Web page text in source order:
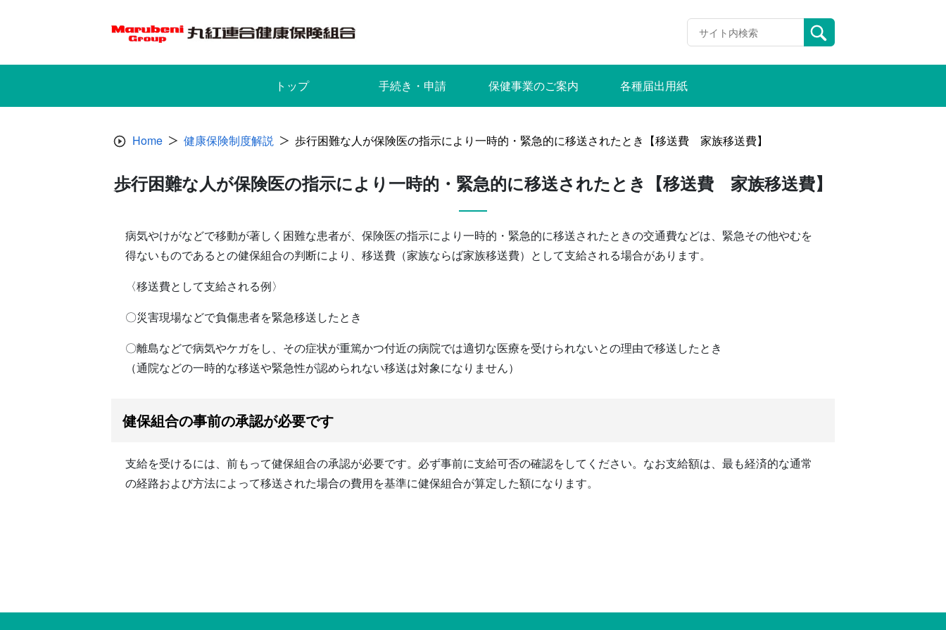
トップ 手続き・申請 保健事業のご案内 各種届出用紙
Home 健康保険制度解説 歩行困難な人が保険医の指示により一時的・緊急的に移送されたとき【移送費 家族移送費】
歩行困難な人が保険医の指示により一時的・緊急的に移送されたとき【移送費 家族移送費】
病気やけがなどで移動が著しく困難な患者が、保険医の指示により一時的・緊急的に移送されたときの交通費などは、緊急その他やむを
得ないものであるとの健保組合の判断により、移送費（家族ならば家族移送費）として支給される場合があります。
〈移送費として支給される例〉
〇災害現場などで負傷患者を緊急移送したとき
〇離島などで病気やケガをし、その症状が重篤かつ付近の病院では適切な医療を受けられないとの理由で移送したとき
（通院などの一時的な移送や緊急性が認められない移送は対象になりません）
健保組合の事前の承認が必要です
支給を受けるには、前もって健保組合の承認が必要です。必ず事前に支給可否の確認をしてください。なお支給額は、最も経済的な通常
の経路および方法によって移送された場合の費用を基準に健保組合が算定した額になります。